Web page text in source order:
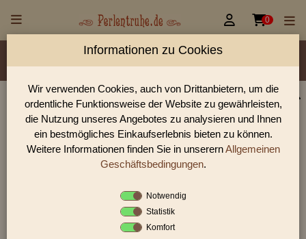
 0
Material/Glassorte Sorte/Form Farbe
Größen
Lochdurchmesser
Perlen Shop für gedrückte Perlen Blüten & Blätter
Früchte
In unserem Perlen Shop finden sie zahlreich gedrückte Perlen
Blüten & Blätter Früchte und viele weiter Glasperlen.
Sie befinden sich in folgender Kategorie:
gedrückte Perlen|Blüten & Blätter
Informationen zu Cookies
Wir verwenden Cookies, auch von Drittanbietern, um die
ordentliche Funktionsweise der Website zu gewährleisten,
die Nutzung unseres Angebotes zu analysieren und Ihnen
ein bestmögliches Einkaufserlebnis bieten zu können.
Weitere Informationen finden Sie in unserernAllgemeinen
Geschäftsbedingungen.
Notwendig
Statistik
Komfort